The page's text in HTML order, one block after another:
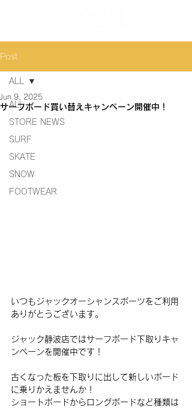
Post
ALL
STORE NEWS
SURF
SKATE
SNOW
FOOTWEAR
ALL
サーフボード買い替えキャンペーン開催中！
Jun 9, 2025
いつもジャックオーシャンスポーツをご利用
ありがとうございます。
ジャック静波店ではサーフボード下取りキャ
ンペーンを開催中です！
古くなった板を下取りに出して新しいボード
に乗りかえませんか！
ショートボードからロングボードなど種類は